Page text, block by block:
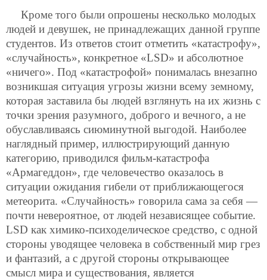
Кроме того были опрошены несколько молодых
людей и девушек, не принадлежащих данной группе
студентов. Из ответов стоит отметить «катастрофу»,
«случайность», конкретное «LSD» и абсолютное
«ничего». Под «катастрофой» понималась внезапно
возникшая ситуация угрозы жизни всему земному,
которая заставила бы людей взглянуть на их жизнь с
точки зрения разумного, доброго и вечного, а не
обуславливаясь сиюминутной выгодой. Наиболее
наглядный пример, иллюстрирующий данную
категорию, приводился фильм-катастрофа
«Армагеддон», где человечество оказалось в
ситуации ожидания гибели от приближающегося
метеорита. «Случайность» говорила сама за себя —
почти невероятное, от людей независящее событие.
LSD как химико-психоделическое средство, с одной
стороны уводящее человека в собственный мир грез
и фантазий, а с другой стороны открывающее
смысл мира и существования, является